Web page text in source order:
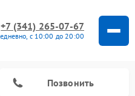
+7 (341) 265-07-67
с 10:00 до 20:00
Позвонить